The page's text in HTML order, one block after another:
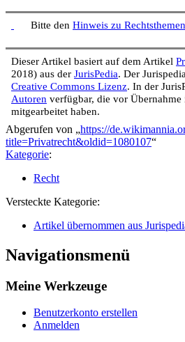
Bitte den Hinweis zu Rechtsthemen
Dieser Artikel basiert auf dem Artikel
2018) aus der JurisPedia. Der
Creative Commons Lizenz. In der
Autoren verfügbar, die vor
mitgearbeitet haben.
Abgerufen von „https://
title=Privatrecht&oldid=1080107“
Kategorie:
Recht
Versteckte Kategorie:
Artikel übernommen aus
Navigationsmenü
Meine Werkzeuge
Benutzerkonto erstellen
Anmelden